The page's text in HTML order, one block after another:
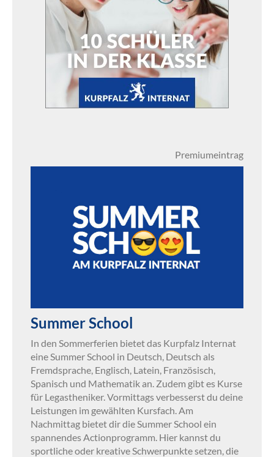
Premiumeintrag
Summer School
In den Sommerferien bietet das Kurpfalz Internat
eine Summer School in Deutsch, Deutsch als
Fremdsprache, Englisch, Latein, Französisch,
Spanisch und Mathematik an. Zudem gibt es Kurse
für Legastheniker. Vormittags verbesserst du deine
Leistungen im gewählten Kursfach. Am
Nachmittag bietet dir die Summer School ein
spannendes Actionprogramm. Hier kannst du
sportliche oder kreative Schwerpunkte setzen, die